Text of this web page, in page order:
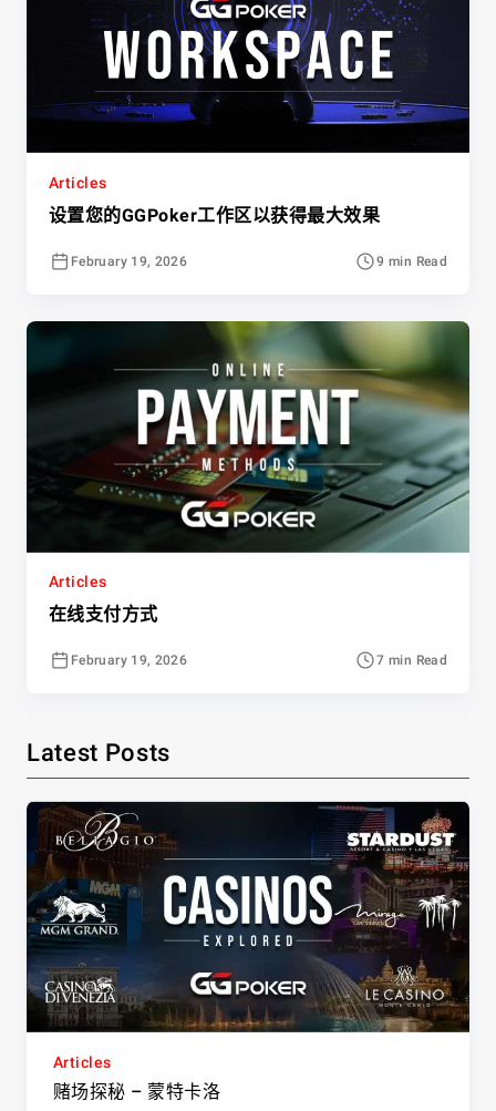
Articles
设置您的GGPoker工作区以获得最大效果
February 19, 2026 9 min Read
Articles
在线支付方式
February 19, 2026 7 min Read
Latest Posts
Articles
赌场探秘 – 蒙特卡洛